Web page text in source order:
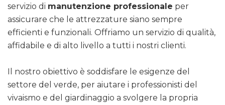
servizio di manutenzione professionale per
assicurare che le attrezzature siano sempre
efficienti e funzionali. Offriamo un servizio di qualità,
affidabile e di alto livello a tutti i nostri clienti.
Il nostro obiettivo è soddisfare le esigenze del
settore del verde, per aiutare i professionisti del
vivaismo e del giardinaggio a svolgere la propria